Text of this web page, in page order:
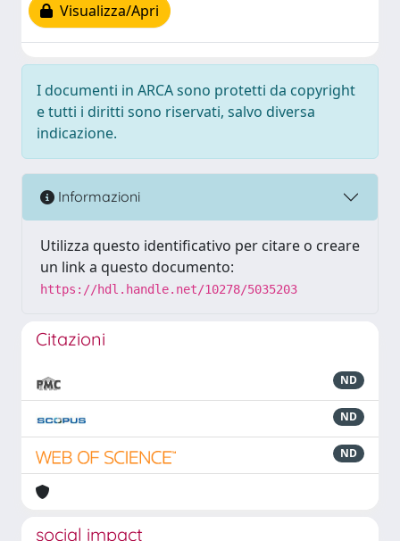
Visualizza/Apri
I documenti in ARCA sono protetti da copyright
e tutti i diritti sono riservati, salvo diversa
indicazione.
Informazioni
Utilizza questo identificativo per citare o creare
un link a questo documento:
https://hdl.handle.net/10278/5035203
Citazioni
ND
ND
ND
social impact